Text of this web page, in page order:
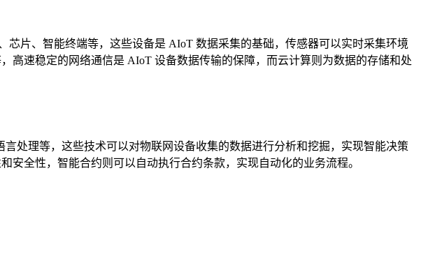
片、智能终端等，这些设备是 AIoT 数据采集的基础，传感器可以实时采集环境
高速稳定的网络通信是 AIoT 设备数据传输的保障，而云计算则为数据的存储和处
处理等，这些技术可以对物联网设备收集的数据进行分析和挖掘，实现智能决策
安全性，智能合约则可以自动执行合约条款，实现自动化的业务流程。